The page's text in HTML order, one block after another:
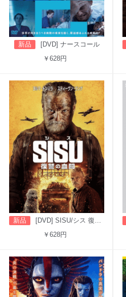
新品
[DVD] ナースコール
￥628円
新品
[DVD] SISU/シス 復讐の血闘（字幕版）
￥628円